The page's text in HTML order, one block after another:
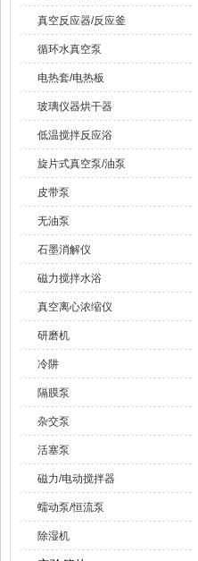
真空反应器/反应釜
循环水真空泵
电热套/电热板
玻璃仪器烘干器
低温搅拌反应浴
旋片式真空泵/油泵
皮带泵
无油泵
石墨消解仪
磁力搅拌水浴
真空离心浓缩仪
研磨机
冷阱
隔膜泵
杂交泵
活塞泵
磁力/电动搅拌器
蠕动泵/恒流泵
除湿机